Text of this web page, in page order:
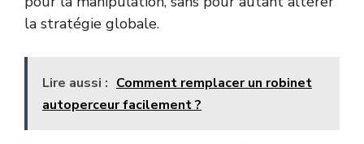
la stratégie globale.
Lire aussi : Comment remplacer un robinet
autoperceur facilement ?